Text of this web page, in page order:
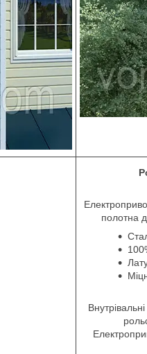
полотна